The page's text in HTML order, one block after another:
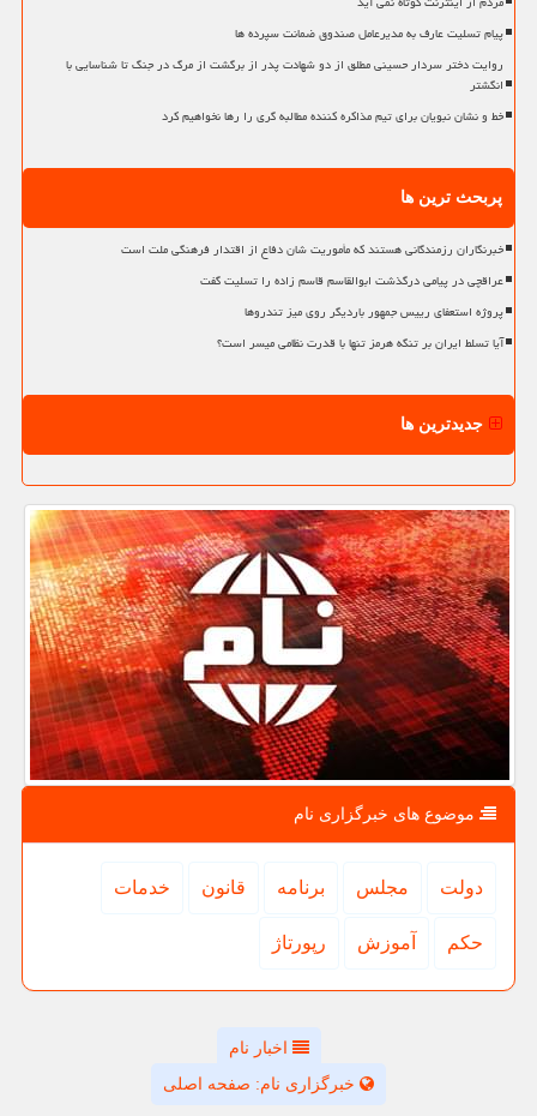
پیام تسلیت عارف به مدیرعامل صندوق ضمانت سپرده ها
روایت دختر سردار حسینی مطلق از دو شهادت پدر از برگشت از مرگ در جنگ تا شناسایی با
انگشتر
خط و نشان نبویان برای تیم مذاکره کننده مطالبه گری را رها نخواهیم کرد
پربحث ترین ها
خبرنگاران رزمندگانی هستند که مأموریت شان دفاع از اقتدار فرهنگی ملت است
عراقچی در پیامی درگذشت ابوالقاسم قاسم زاده را تسلیت گفت
پروژه استعفای رییس جمهور باردیگر روی میز تندروها
آیا تسلط ایران بر تنگه هرمز تنها با قدرت نظامی میسر است؟
جدیدترین ها
موضوع های خبرگزاری نام
دولت مجلس برنامه قانون خدمات
حكم آموزش رپورتاژ
اخبار نام
خبرگزاری نام: صفحه اصلی